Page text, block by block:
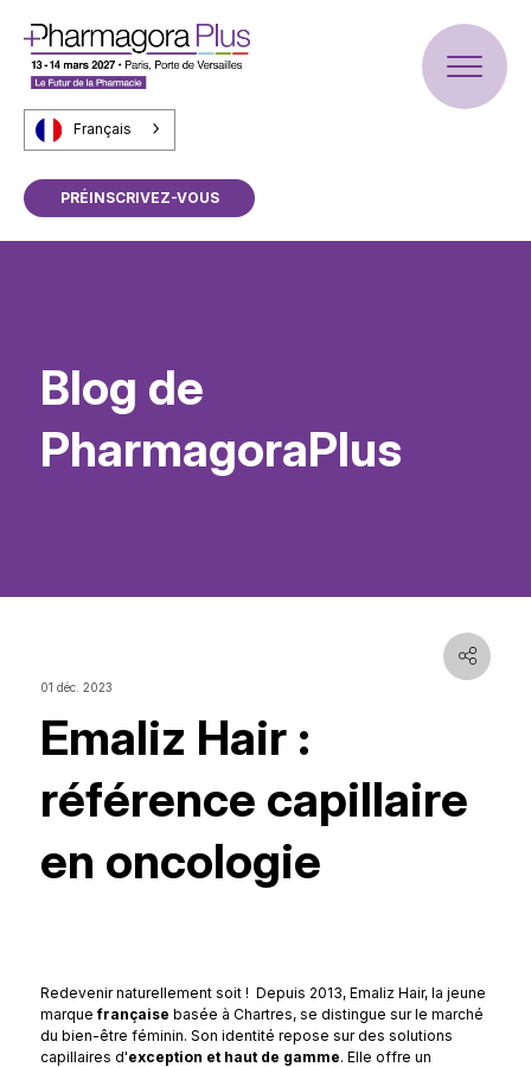
Français
PRÉINSCRIVEZ-VOUS
Blog de
PharmagoraPlus
01 déc. 2023
Emaliz Hair :
référence capillaire
en oncologie
Redevenir naturellement soit ! Depuis 2013, Emaliz Hair, la jeune
marquefrançaise basée à Chartres, se distingue sur le marché
du bien-être féminin. Son identité repose sur des solutions
capillaires d'exception et haut de gamme. Elle offre un